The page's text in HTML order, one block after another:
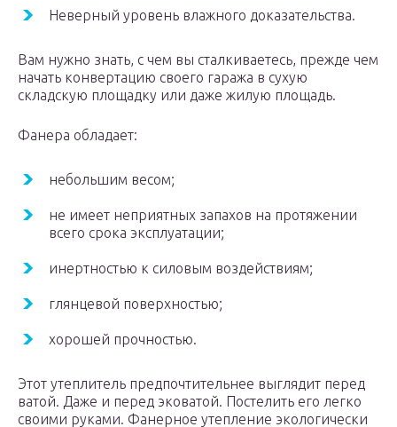
Неверный уровень влажного доказательства.
Вам нужно знать, с чем вы сталкиваетесь, прежде чем
начать конвертацию своего гаража в сухую
складскую площадку или даже жилую площадь.
Фанера обладает:
небольшим весом;
не имеет неприятных запахов на протяжении
всего срока эксплуатации;
инертностью к силовым воздействиям;
глянцевой поверхностью;
хорошей прочностью.
Этот утеплитель предпочтительнее выглядит перед
ватой. Даже и перед эковатой. Постелить его легко
своими руками. Фанерное утепление экологически